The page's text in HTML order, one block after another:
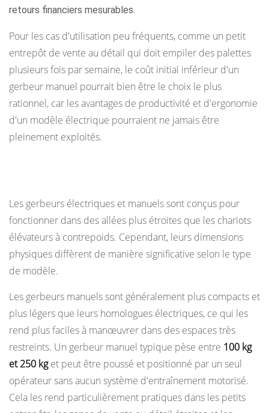
retours financiers mesurables.
Pour les cas d'utilisation peu fréquents, comme un petit
entrepôt de vente au détail qui doit empiler des palettes
plusieurs fois par semaine, le coût initial inférieur d'un
gerbeur manuel pourrait bien être le choix le plus
rationnel, car les avantages de productivité et d'ergonomie
d'un modèle électrique pourraient ne jamais être
pleinement exploités.
Les gerbeurs électriques et manuels sont conçus pour
fonctionner dans des allées plus étroites que les chariots
élévateurs à contrepoids. Cependant, leurs dimensions
physiques diffèrent de manière significative selon le type
de modèle.
Les gerbeurs manuels sont généralement plus compacts et
plus légers que leurs homologues électriques, ce qui les
rend plus faciles à manœuvrer dans des espaces très
restreints. Un gerbeur manuel typique pèse entre 100 kg
et 250 kget peut être poussé et positionné par un seul
opérateur sans aucun système d'entraînement motorisé.
Cela les rend particulièrement pratiques dans les petits